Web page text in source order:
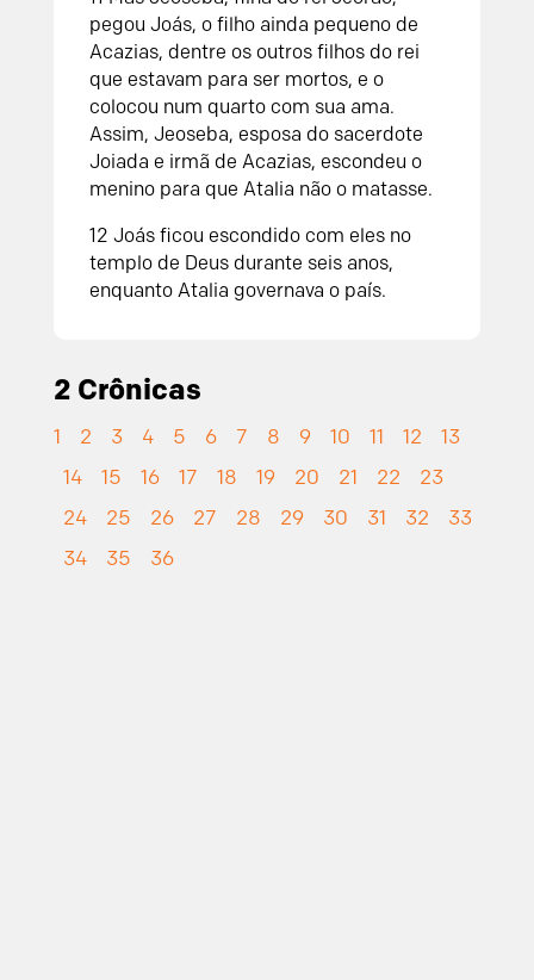
pegou Joás, o filho ainda pequeno de
Acazias, dentre os outros filhos do rei
que estavam para ser mortos, e o
colocou num quarto com sua ama.
Assim, Jeoseba, esposa do sacerdote
Joiada e irmã de Acazias, escondeu o
menino para que Atalia não o matasse.
12 Joás ficou escondido com eles no
templo de Deus durante seis anos,
enquanto Atalia governava o país.
2 Crônicas
1 2 3 4 5 6 7 8 9 10 11 12
13
14
15 16 17 18 19 20 21 22
23
24
25 26 27 28 29 30 31 32
33
34
35 36